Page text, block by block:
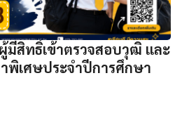
มีสิทธิ์เข้าตรวจสอบวุฒิ และ
พิเศษประจำปีการศึกษา